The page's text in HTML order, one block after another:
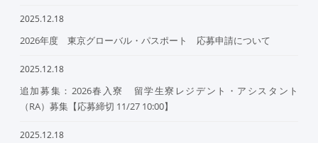
2025.12.18
2026年度 東京グローバル・パスポート 応募申請について
2025.12.18
追加募集：2026春入寮 留学生寮レジデント・アシスタント
（RA）募集【応募締切 11/27 10:00】
2025.12.18